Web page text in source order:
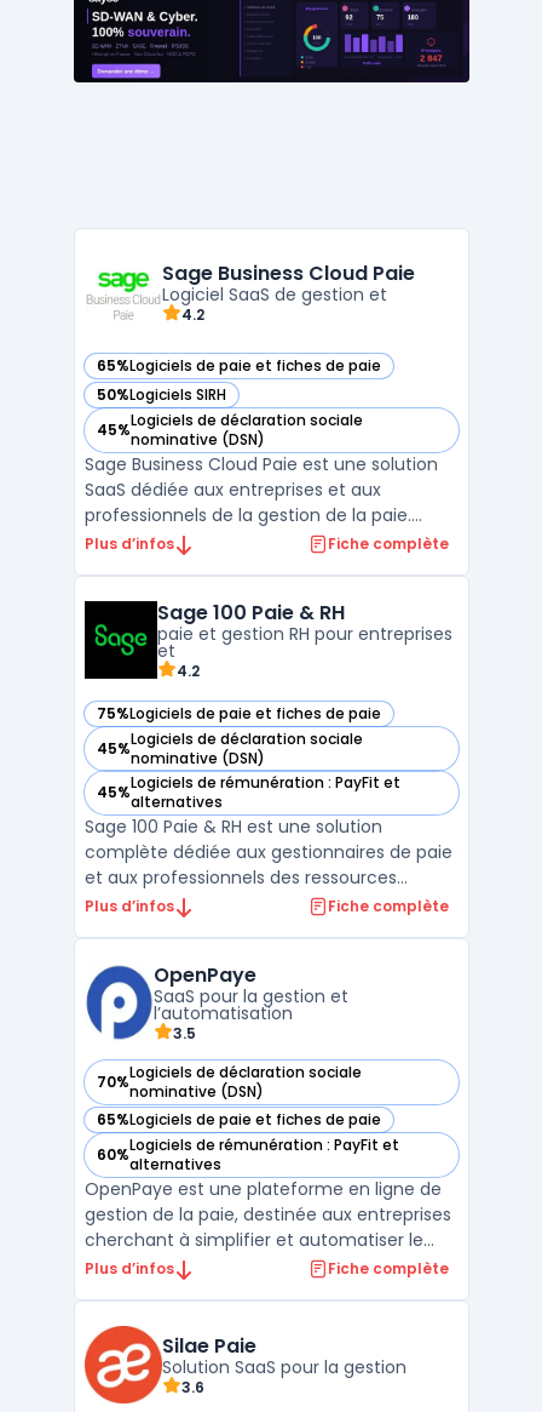
Sage Business Cloud Paie
Logiciel SaaS de gestion et
4.2
65%Logiciels de paie et fiches de paie
— voir Sage Business Cloud Paie dans cette catégorie
50%Logiciels SIRH
— voir Sage Business Cloud Paie dans cette catégorie
45%Logiciels de déclaration sociale
nominative (DSN)
— voir Sage Business Cloud Paie dans cette catégorie
Sage Business Cloud Paie est une solution
SaaS dédiée aux entreprises et aux
professionnels de la gestion de la paie.
Conçu pour automatiser l’ensemble du
paie en ligne en toute conformité avec les
réglementations e ...
Plus d’infos Fiche complète
Sage 100 Paie & RH
paie et gestion RH pour entreprises
et
4.2
75%Logiciels de paie et fiches de paie
— voir Sage 100 Paie & RH dans cette catégorie
45%Logiciels de déclaration sociale
nominative (DSN)
— voir Sage 100 Paie & RH dans cette catégorie
45%Logiciels de rémunération : PayFit et
alternatives
— voir Sage 100 Paie & RH dans cette catégorie
Sage 100 Paie & RH est une solution
complète dédiée aux gestionnaires de paie
et aux professionnels des ressources
humaines. Conçu pour répondre aux
d'automatiser l’ensemble du processus de
paie, de la génération des bullet ...
Plus d’infos Fiche complète
OpenPaye
SaaS pour la gestion et
l’automatisation
3.5
70%Logiciels de déclaration sociale
nominative (DSN)
— voir OpenPaye dans cette catégorie
65%Logiciels de paie et fiches de paie
— voir OpenPaye dans cette catégorie
60%Logiciels de rémunération : PayFit et
alternatives
— voir OpenPaye dans cette catégorie
OpenPaye est une plateforme en ligne de
gestion de la paie, destinée aux entreprises
cherchant à simplifier et automatiser le
traitement des salaires. Grâce à une
gestion fluide et conforme des bulletins de
salaire, ...
Plus d’infos Fiche complète
Silae Paie
Solution SaaS pour la gestion
3.6